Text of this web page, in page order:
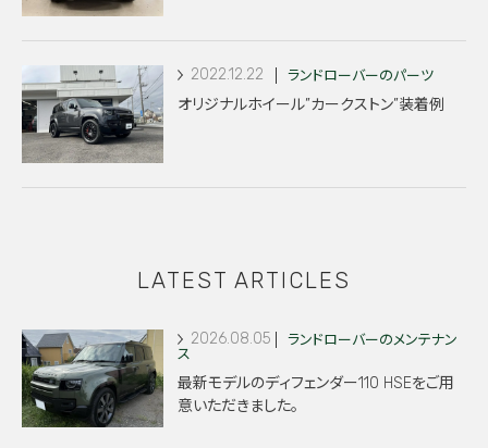
2022.12.22 ランドローバーのパーツ
オリジナルホイール”カークストン”装着例
LATEST ARTICLES
2026.08.05
ランドローバーのメンテナン
ス
最新モデルのディフェンダー110 HSEをご用
意いただきました。